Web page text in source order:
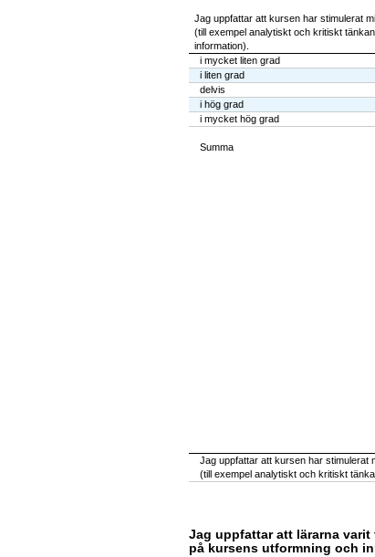
Jag uppfattar att kursen har stimulerat
(till exempel analytiskt och kritiskt
information).
i mycket liten grad
i liten grad
delvis
i hög grad
i mycket hög grad
Summa
Jag uppfattar att kursen har stimulerat
(till exempel analytiskt och kritiskt
Jag uppfattar att lärarna
på kursens utformning och